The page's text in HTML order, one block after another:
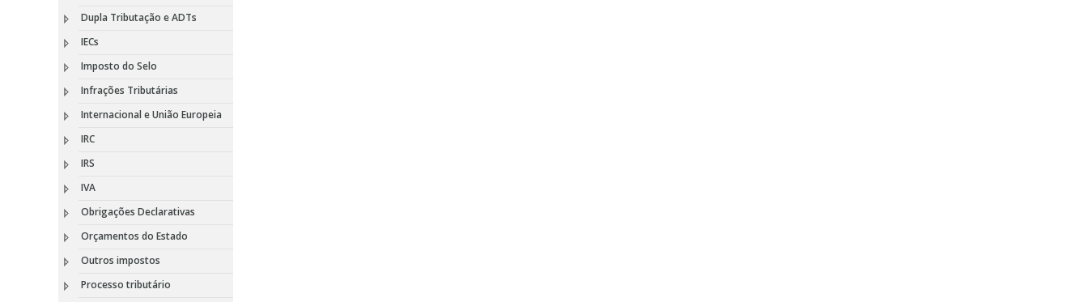
Dupla Tributação e ADTs
IECs
Imposto do Selo
Infrações Tributárias
Internacional e União Europeia
IRC
IRS
IVA
Obrigações Declarativas
Orçamentos do Estado
Outros impostos
Processo tributário